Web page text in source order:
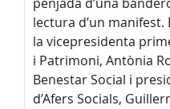
lectura d’un
la vicepresidenta
i Patrimoni, Antònia
Benestar Social i
d’Afers Socials,